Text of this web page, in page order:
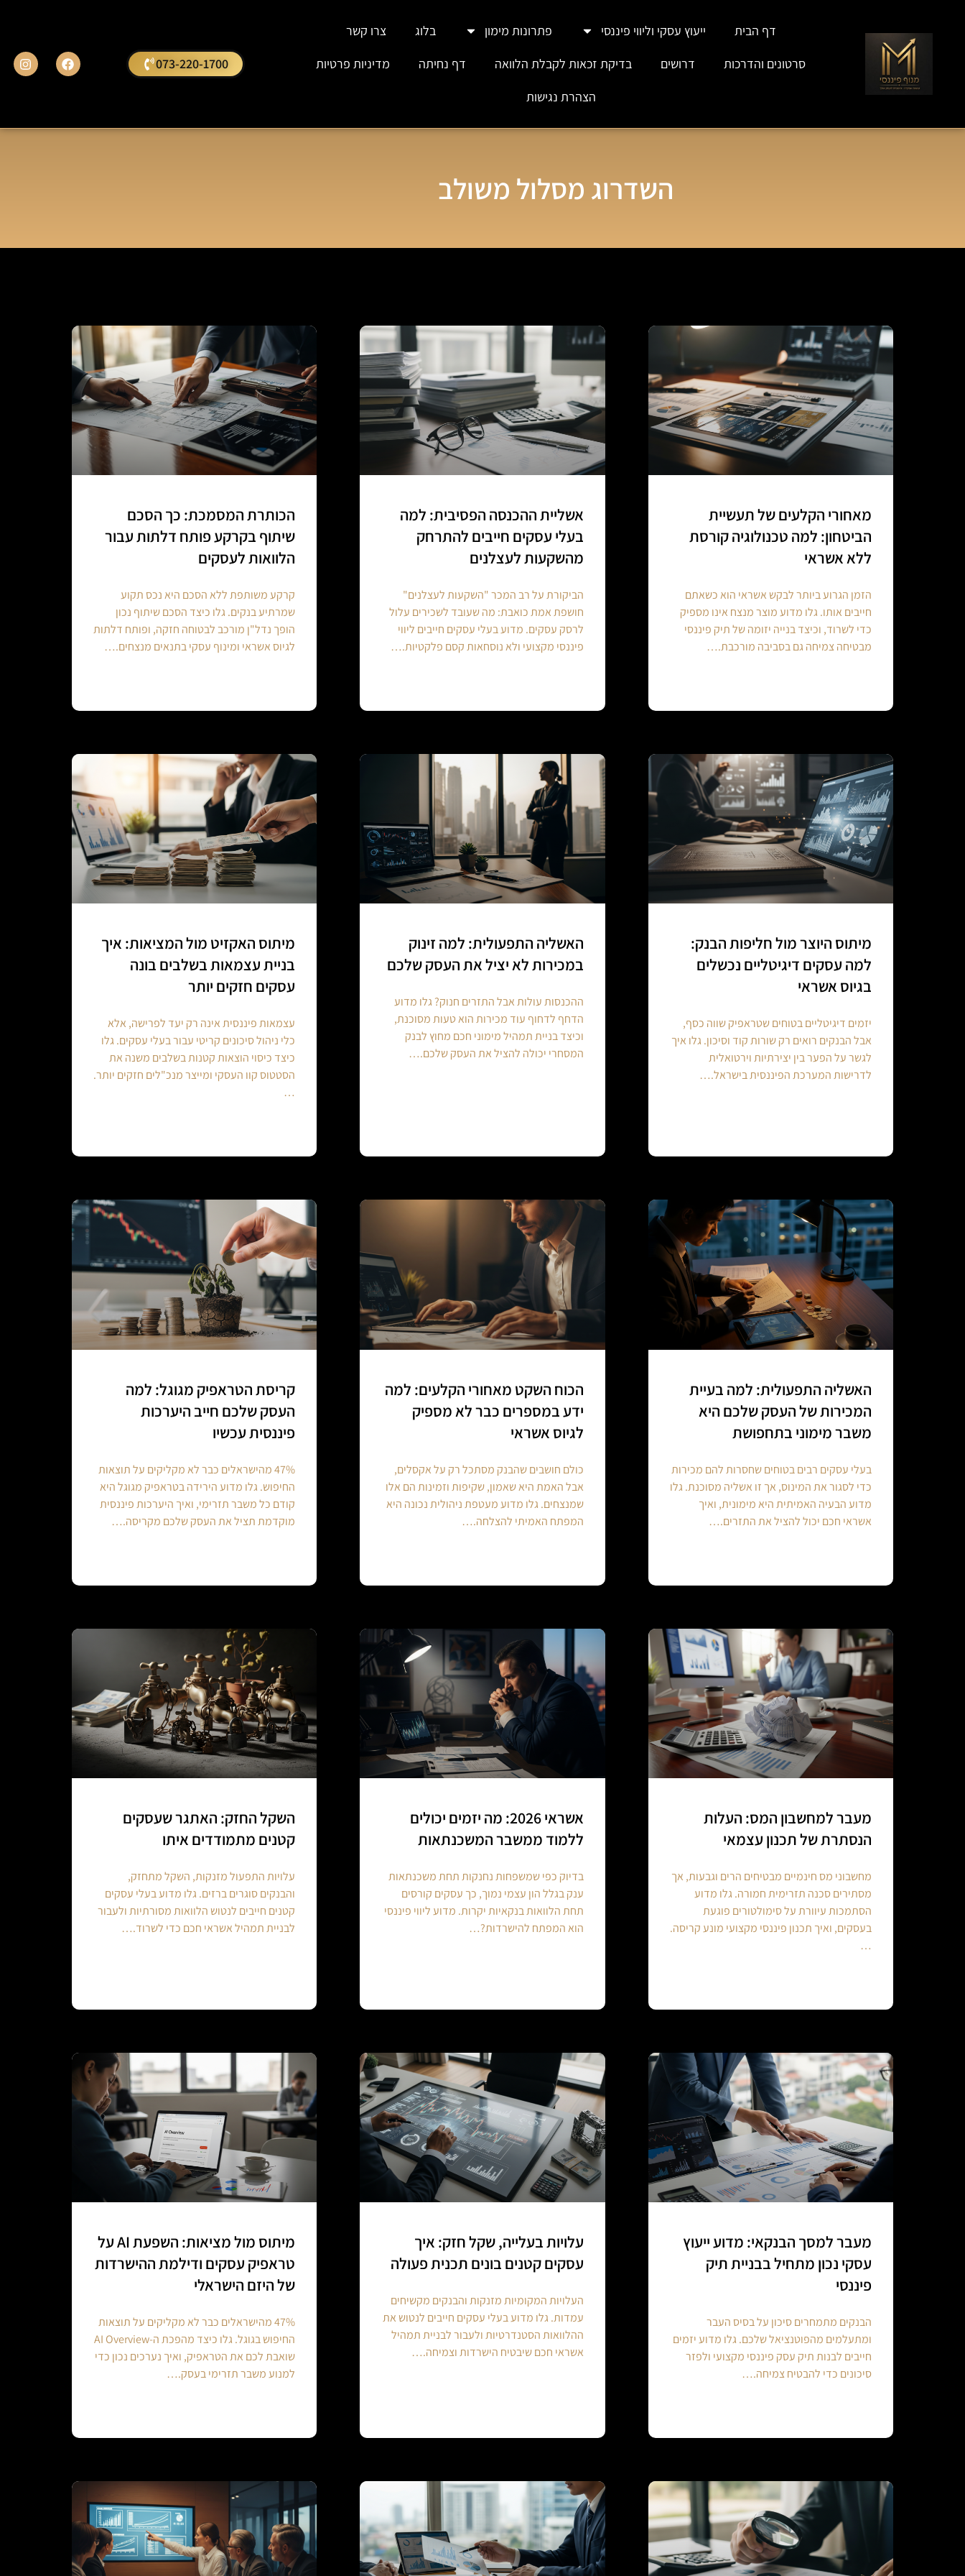
דף הבית ייעוץ עסקי וליווי פיננסי פתרונות מימון בלוג
צרו קשר
סרטונים והדרכות
דרושים בדיקת זכאות לקבלת הלוואה דף נחיתה
מדיניות פרטיות
הצהרת נגישות
073-220-1700
השדרוג מסלול משולב
מאחורי הקלעים של תעשיית
הביטחון: למה טכנולוגיה קורסת
ללא אשראי
הזמן הגרוע ביותר לבקש אשראי הוא כשאתם
חייבים אותו. גלו מדוע מוצר מנצח אינו מספיק
כדי לשרוד, וכיצד בנייה יזומה של תיק פיננסי
מבטיחה צמיחה גם בסביבה מורכבת.…
אשליית ההכנסה הפסיבית: למה
בעלי עסקים חייבים להתרחק
מהשקעות לעצלנים
הביקורת על רב המכר "השקעות לעצלנים"
חושפת אמת כואבת: מה שעובד לשכירים עלול
לרסק עסקים. מדוע בעלי עסקים חייבים ליווי
פיננסי מקצועי ולא נוסחאות קסם פלקטיות.…
הכותרת המסמכת: כך הסכם
שיתוף בקרקע פותח דלתות עבור
הלוואות לעסקים
קרקע משותפת ללא הסכם היא נכס תקוע
שמרתיע בנקים. גלו כיצד הסכם שיתוף נכון
הופך נדל"ן מורכב לבטוחה חזקה, ופותח דלתות
לגיוס אשראי ומינוף עסקי בתנאים מנצחים.…
מיתוס היוצר מול חליפות הבנק:
למה עסקים דיגיטליים נכשלים
בגיוס אשראי
יזמים דיגיטליים בטוחים שטראפיק שווה כסף,
אבל הבנקים רואים רק שורות קוד וסיכון. גלו איך
לגשר על הפער בין יצירתיות וירטואלית
לדרישות המערכת הפיננסית בישראל.…
האשליה התפעולית: למה זינוק
במכירות לא יציל את העסק שלכם
ההכנסות עולות אבל התזרים חנוק? גלו מדוע
הדחף לדחוף עוד מכירות הוא טעות מסוכנת,
וכיצד בניית תמהיל מימוני חכם מחוץ לבנק
המסחרי יכולה להציל את העסק שלכם.…
מיתוס האקזיט מול המציאות: איך
בניית עצמאות בשלבים בונה
עסקים חזקים יותר
עצמאות פיננסית אינה רק יעד לפרישה, אלא
כלי ניהול סיכונים קריטי עבור בעלי עסקים. גלו
כיצד כיסוי הוצאות קטנות בשלבים משנה את
הסטטוס קוו העסקי ומייצר מנכ"לים חזקים יותר.
…
האשליה התפעולית: למה בעיית
המכירות של העסק שלכם היא
משבר מימוני בתחפושת
בעלי עסקים רבים בטוחים שחסרות להם מכירות
כדי לסגור את המינוס, אך זו אשליה מסוכנת. גלו
מדוע הבעיה האמיתית היא מימונית, ואיך
אשראי חכם יכול להציל את התזרים.…
הכוח השקט מאחורי הקלעים: למה
ידע במספרים כבר לא מספיק
לגיוס אשראי
כולם חושבים שהבנק מסתכל רק על אקסלים,
אבל האמת היא שאמון, שקיפות וזמינות הם אלו
שמנצחים. גלו מדוע מעטפת ניהולית נכונה היא
המפתח האמיתי להצלחה.…
קריסת הטראפיק מגוגל: למה
העסק שלכם חייב היערכות
פיננסית עכשיו
47% מהישראלים כבר לא מקליקים על תוצאות
החיפוש. גלו מדוע הירידה בטראפיק מגוגל היא
קודם כל משבר תזרימי, ואיך היערכות פיננסית
מוקדמת תציל את העסק שלכם מקריסה.…
מעבר למחשבון המס: העלות
הנסתרת של תכנון עצמאי
מחשבוני מס חינמיים מבטיחים הרים וגבעות, אך
מסתירים סכנה תזרימית חמורה. גלו מדוע
הסתמכות עיוורת על סימולטורים פוגעת
בעסקים, ואיך תכנון פיננסי מקצועי מונע קריסה.
…
אשראי 2026: מה יזמים יכולים
ללמוד ממשבר המשכנתאות
בדיוק כפי שמשפחות נחנקות תחת משכנתאות
ענק בגלל הון עצמי נמוך, כך עסקים קורסים
תחת הלוואות בנקאיות יקרות. מדוע ליווי פיננסי
הוא המפתח להישרדות?…
השקל החזק: האתגר שעסקים
קטנים מתמודדים איתו
עלויות התפעול מזנקות, השקל מתחזק,
והבנקים סוגרים ברזים. גלו מדוע בעלי עסקים
קטנים חייבים לנטוש הלוואות מסורתיות ולעבור
לבניית תמהיל אשראי חכם כדי לשרוד.…
מעבר למסך הבנקאי: מדוע ייעוץ
עסקי נכון מתחיל בבניית תיק
פיננסי
הבנקים מתמחרים סיכון על בסיס העבר
ומתעלמים מהפוטנציאל שלכם. גלו מדוע יזמים
חייבים לבנות תיק עסק פיננסי מקצועי ולפזר
סיכונים כדי להבטיח צמיחה.…
עלויות בעלייה, שקל חזק: איך
עסקים קטנים בונים תכנית פעולה
העלויות המקומיות מזנקות והבנקים מקשיחים
עמדות. גלו מדוע בעלי עסקים חייבים לנטוש את
ההלוואות הסטנדרטיות ולעבור לבניית תמהיל
אשראי חכם שיבטיח הישרדות וצמיחה.…
מיתוס מול מציאות: השפעת AI על
טראפיק עסקים ודילמת ההישרדות
של היזם הישראלי
47% מהישראלים כבר לא מקליקים על תוצאות
החיפוש בגוגל. גלו כיצד מהפכת ה-AI Overview
שואבת לכם את הטראפיק, ואיך נערכים נכון כדי
למנוע משבר תזרימי בעסק.…